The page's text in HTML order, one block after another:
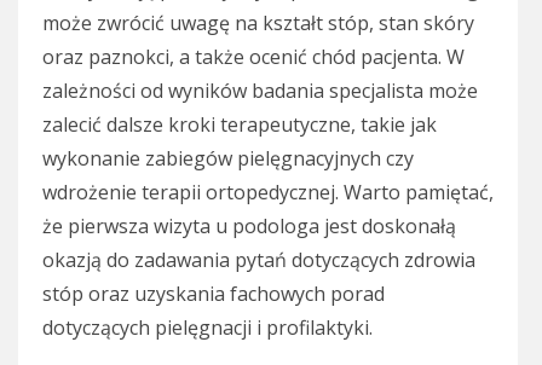
może zwrócić uwagę na kształt stóp, stan skóry
oraz paznokci, a także ocenić chód pacjenta. W
zależności od wyników badania specjalista może
zalecić dalsze kroki terapeutyczne, takie jak
wykonanie zabiegów pielęgnacyjnych czy
wdrożenie terapii ortopedycznej. Warto pamiętać,
że pierwsza wizyta u podologa jest doskonałą
okazją do zadawania pytań dotyczących zdrowia
stóp oraz uzyskania fachowych porad
dotyczących pielęgnacji i profilaktyki.